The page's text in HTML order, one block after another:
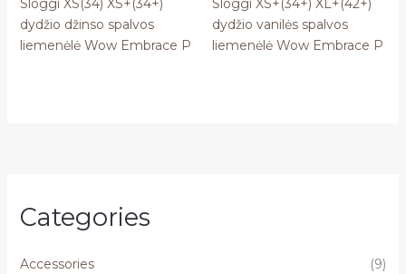
Categories
Accessories
(9)
dydžio džinso spalvos
liemenėlė Wow Embrace P
dydžio vanilės spalvos
liemenėlė Wow Embrace P